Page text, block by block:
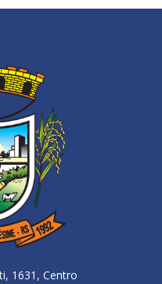
1631, Centro